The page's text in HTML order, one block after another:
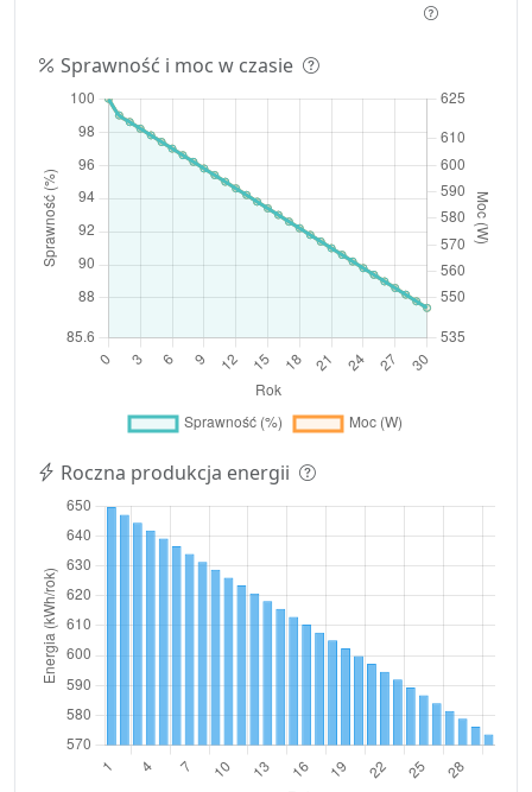
Sprawność i moc w czasie
Roczna produkcja energii